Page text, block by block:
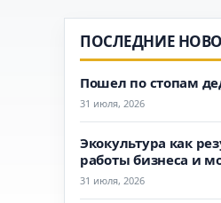
ПОСЛЕДНИЕ
Пошел по стопам
31 июля, 2026
Экокультура как
работы бизнеса и
31 июля, 2026